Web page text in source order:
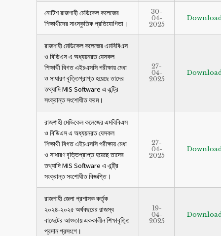
নোটিশ রাজশাহী মেডিকেল কলেজের
শিক্ষার্থীদের সাংস্কৃতিক প্রতিযোগিতা।
30-
04-
2025
রাজশাহী মেডিকেল কলেজের এমবিবিএস
ও বিডিএস এ অধ্যয়নরত যেসকল
‍শিক্ষার্থী বিগত এইচএসসি পরীক্ষায় মেধা
ও সাধারণ বৃত্তিপ্রাপ্ত হয়েছে তাদের
তথ্যাদি MIS Software এ এন্ট্রি
সংক্রান্ত সংশোধীত ফরম।
27-
04-
2025
রাজশাহী মেডিকেল কলেজের এমবিবিএস
ও বিডিএস এ অধ্যয়নরত যেসকল
‍শিক্ষার্থী বিগত এইচএসসি পরীক্ষায় মেধা
ও সাধারণ বৃত্তিপ্রাপ্ত হয়েছে তাদের
তথ্যাদি MIS Software এ এন্ট্রি
সংক্রান্ত সংশোধীত বিজ্ঞপ্তি।
27-
04-
2025
রাজশাহী জেলা প্রশাসক কর্তৃক
২০২৪-২০২৫ অর্থবছরের রাজস্ব
বাজেটের আওতায় এককালীন শিক্ষাবৃত্তি
প্রদান প্রসংগে।
19-
04-
2025